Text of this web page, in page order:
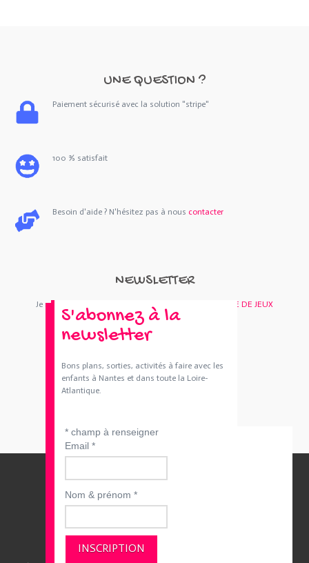
UNE QUESTION ?
Paiement sécurisé avec la solution "stripe"
100 % satisfait
Besoin d'aide ? N'hésitez pas à nous contacter
NEWSLETTER
Je m'abonne : Newsletter SORTIES 44 BOUTIQUE DE JEUX
S'abonnez à la
newsletter
Bons plans, sorties, activités à faire avec les
enfants à Nantes et dans toute la Loire-
Atlantique.
* champ à renseigner
Email *
Nom & prénom *